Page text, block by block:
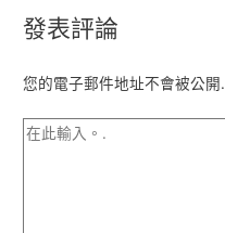
發表評論
您的電子郵件地址不會被公開.